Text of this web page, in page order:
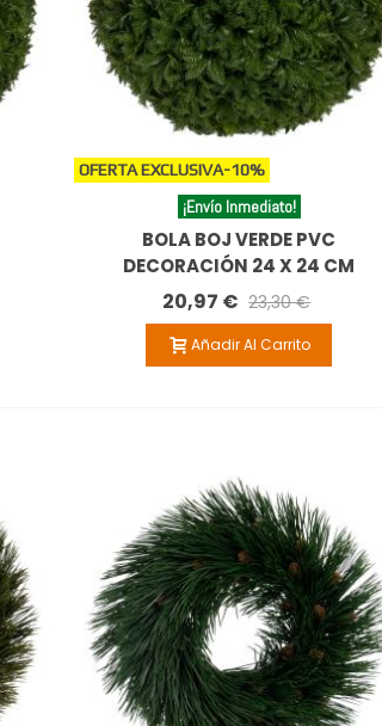
OFERTA EXCLUSIVA-10%
¡Envío Inmediato!
BOLA BOJ VERDE PVC
DECORACIÓN 24 X 24 CM
20,97 € 23,30 €
Añadir Al Carrito